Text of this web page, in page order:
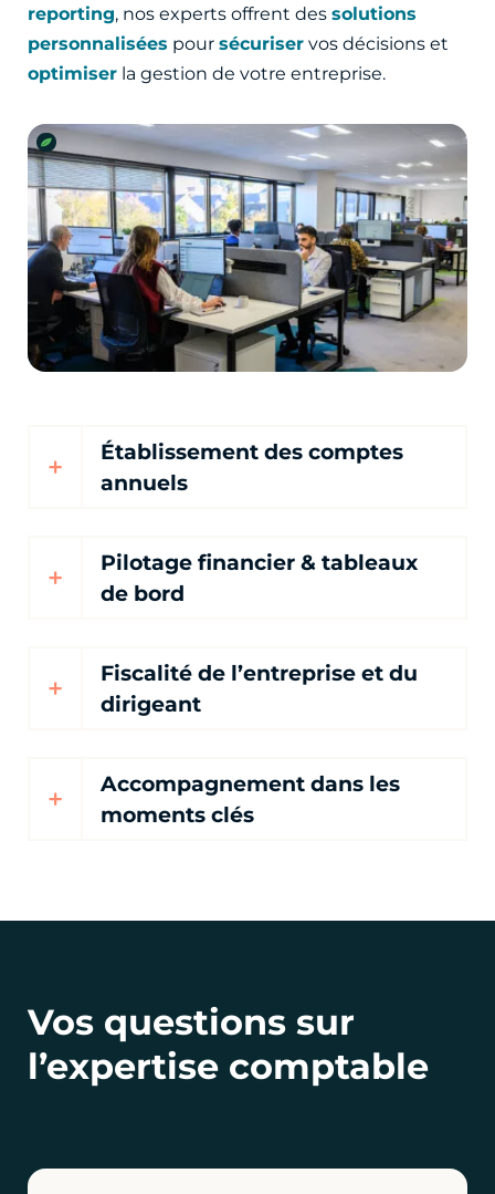
reporting, nos experts offrent des solutions
personnalisées pour sécuriser vos décisions et
optimiser la gestion de votre entreprise.
Établissement des comptes
annuels
Pilotage financier & tableaux
de bord
Fiscalité de l’entreprise et du
dirigeant
Accompagnement dans les
moments clés
Vos questions sur
l’expertise comptable